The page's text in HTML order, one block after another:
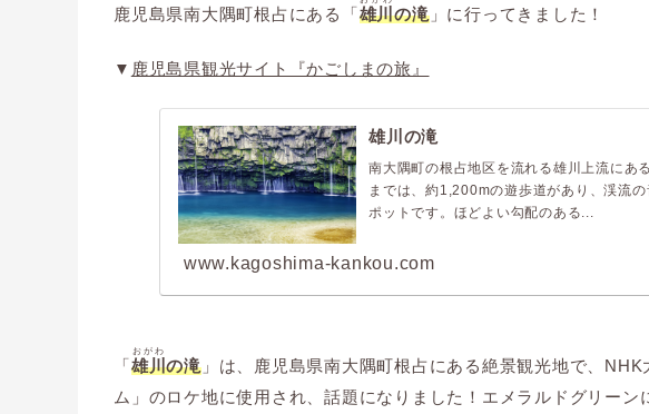
鹿児島県南大隅町根占にある「雄川の滝」に行ってきました！
▼ 鹿児島県観光サイト『かごしまの旅』
雄川の滝
南大隅町の根占地区を流れる雄川上流にあ
までは、約1,200mの遊歩道があり、渓流
ポットです。ほどよい勾配のある...
www.kagoshima-kankou.com
「雄川
おがわ
の滝」は、鹿児島県南大隅町根占にある絶景観光地で、
ム」のロケ地に使用され、話題になりました！エメラルドグリーン